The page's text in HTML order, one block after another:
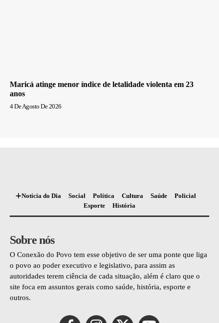
Maricá atinge menor índice de letalidade violenta em 23
anos
4 De Agosto De 2026
Notícia do Dia Social Política Cultura Saúde
Policial
Esporte
História
Sobre nós
O Conexão do Povo tem esse objetivo de ser uma ponte que liga
o povo ao poder executivo e legislativo, para assim as
autoridades terem ciência de cada situação, além é claro que o
site foca em assuntos gerais como saúde, história, esporte e
outros.